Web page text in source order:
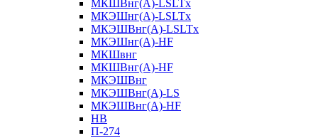
МКШВнг(A)-LSLTx
МКЭШнг(А)-LSLTx
МКЭШВнг(A)-LSLTx
МКЭШнг(А)-HF
МКШвнг
МКШВнг(А)-HF
МКЭШВнг
МКЭШВнг(А)-LS
МКЭШВнг(А)-HF
НВ
П-274